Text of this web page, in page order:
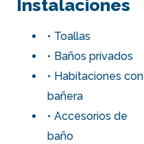
Instalaciones
Toallas
Baños privados
Habitaciones con
bañera
Accesorios de
baño